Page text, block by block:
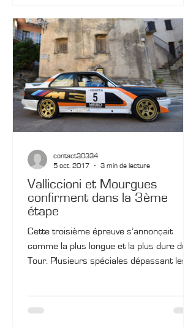
Valliccioni et Mourgues
confirment dans la 3ème
étape
Cette troisième épreuve s’annonçait
comme la plus longue et la plus dure du
Tour. Plusieurs spéciales dépassant les
contact30334
5 oct. 2017
3 min de lecture